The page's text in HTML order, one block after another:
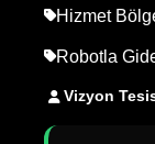
Hizmet
Robotla
Vizyon